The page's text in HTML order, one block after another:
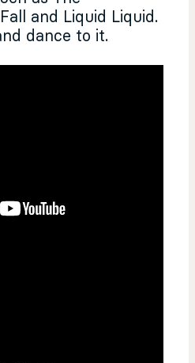
and Liquid Liquid.
dance to it.